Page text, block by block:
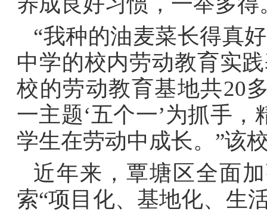
“我种的油麦菜长得真
中学的校内劳动教育实
校的劳动教育基地共20
一主题‘五个一’为抓手
学生在劳动中成长。”该
近年来，覃塘区全面
索“项目化、基地化、生